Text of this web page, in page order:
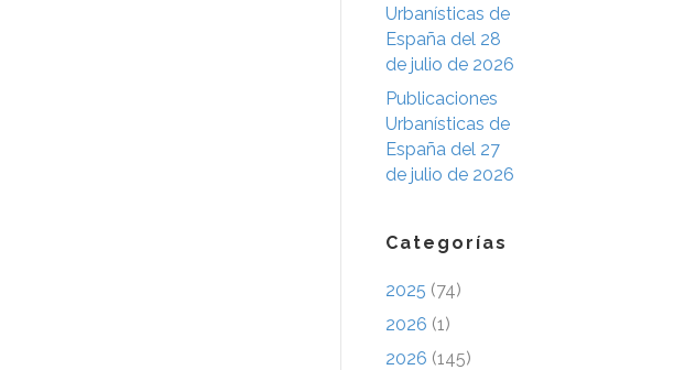
Urbanísticas de
España del 28
de julio de 2026
Publicaciones
Urbanísticas de
España del 27
de julio de 2026
Categorías
2025 (74)
2026 (1)
2026 (145)